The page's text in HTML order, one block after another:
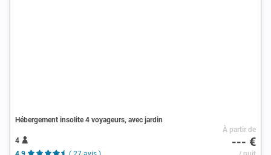
Hébergement insolite 4 voyageurs, avec jardin
4
À partir de
--- €